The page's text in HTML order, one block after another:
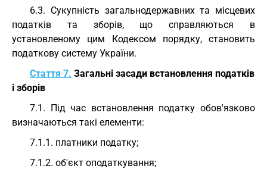
6.3. Сукупність загальнодержавних та місцевих
податків та зборів, що справляються в
установленому цим Кодексом порядку, становить
податкову систему України.
Стаття 7. Загальні засади встановлення податків
і зборів
7.1. Під час встановлення податку обов'язково
визначаються такі елементи:
7.1.1. платники податку;
7.1.2. об'єкт оподаткування;